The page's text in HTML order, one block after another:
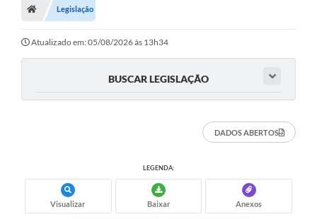
Legislação
Atualizado em: 05/08/2026 às 13h34
BUSCAR LEGISLAÇÃO
DADOS ABERTOS
LEGENDA:
Visualizar Baixar Anexos